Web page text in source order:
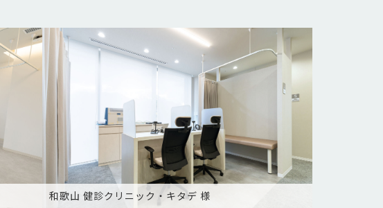
和歌山 健診クリニック・キタデ 様